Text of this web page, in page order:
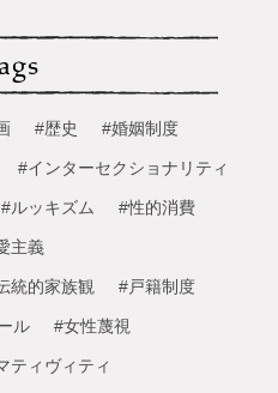
#歴史 #婚姻制度
#インターセクショナリティ
#ルッキズム #性的消費
主義
統的家族観 #戸籍制度
ル #女性蔑視
ティヴィティ